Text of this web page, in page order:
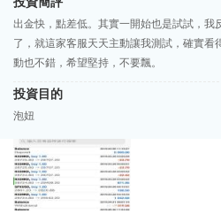
出金快，點差低。其實一開始也是試試，我
了，就這家客服天天主動讓我測試，確實看
動也不錯，希望堅持，不要飄。
投資目的
泡妞